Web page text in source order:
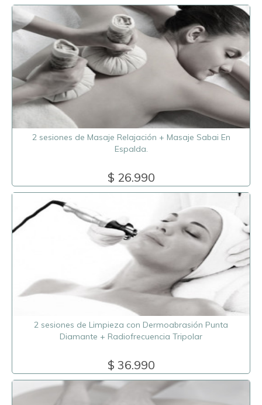
2 sesiones de Masaje Relajación + Masaje Sabai En
Espalda.
$ 26.990
2 sesiones de Limpieza con Dermoabrasión Punta
Diamante + Radiofrecuencia Tripolar
$ 36.990